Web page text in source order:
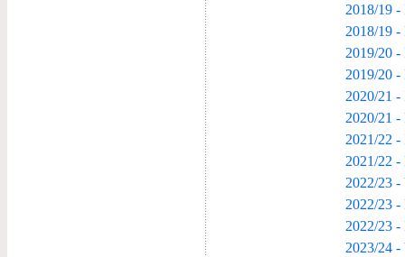
2018/19
2018/19
2019/20
2019/20 -
2020/21 -
2020/21 -
2021/22
2021/22 -
2022/23
2022/23
2022/23 -
2023/24